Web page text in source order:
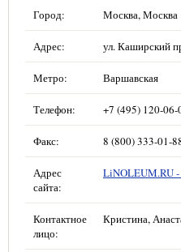
Город: Москва, Москва
Адрес: ул. Каширский
Метро: Варшавская
Телефон: +7 (495) 120-06-
Факс: 8 (800) 333-01-
Адрес
сайта:
LiNOLEUM.RU -
Контактное
лицо:
Кристина,